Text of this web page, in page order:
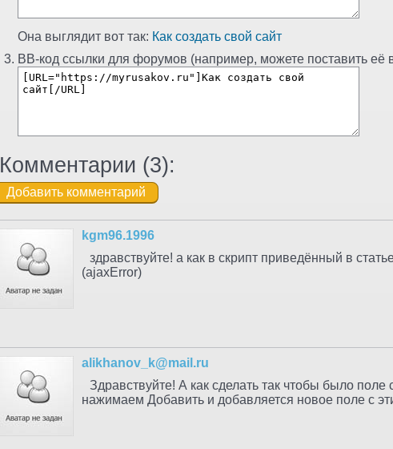
Она выглядит вот так: Как создать свой сайт
BB-код ссылки для форумов (например, можете поставить её
Комментарии (3):
kgm96.1996
здравствуйте! а как в скрипт приведённый в
(ajaxError)
alikhanov_k@mail.ru
Здравствуйте! А как сделать так чтобы было
нажимаем Добавить и добавляется новое поле с